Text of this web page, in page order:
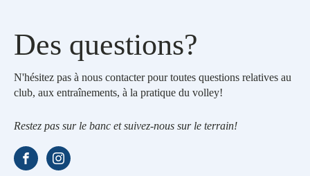
Des questions?
N'hésitez pas à nous contacter pour toutes questions relatives au
club, aux entraînements, à la pratique du volley!
Restez pas sur le banc et suivez-nous sur le terrain!